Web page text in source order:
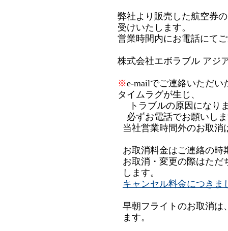
弊社より販売した航空券
受けいたします。
営業時間内にお電話にて
株式会社エボラブル アジ
※e-mailでご連絡いただ
タイムラグが生じ、
トラブルの原因になり
必ずお電話でお願いし
当社営業時間外のお取消
お取消料金はご連絡の時
お取消・変更の際はただ
します。
キャンセル料金につきま
早朝フライトのお取消は
ます。